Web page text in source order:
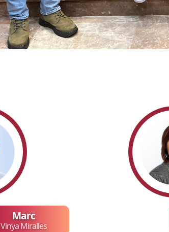
Marc
Vinya Miralles